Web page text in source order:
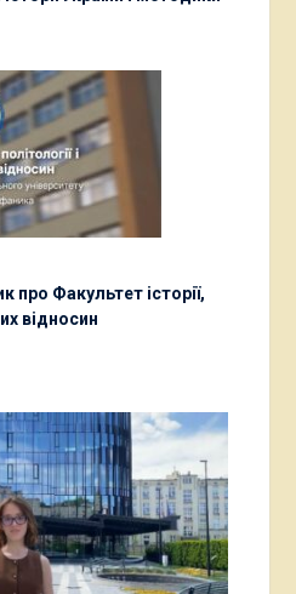
про Факультет історії,
відносин